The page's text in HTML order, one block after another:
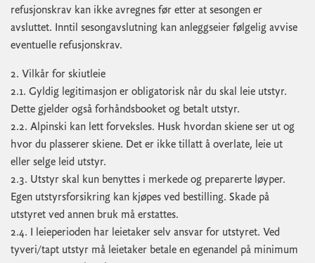
refusjonskrav kan ikke avregnes før etter at sesongen er
avsluttet. Inntil sesongavslutning kan anleggseier følgelig avvise
eventuelle refusjonskrav.
2. Vilkår for skiutleie
2.1. Gyldig legitimasjon er obligatorisk når du skal leie utstyr.
Dette gjelder også forhåndsbooket og betalt utstyr.
2.2. Alpinski kan lett forveksles. Husk hvordan skiene ser ut og
hvor du plasserer skiene. Det er ikke tillatt å overlate, leie ut
eller selge leid utstyr.
2.3. Utstyr skal kun benyttes i merkede og preparerte løyper.
Egen utstyrsforsikring kan kjøpes ved bestilling. Skade på
utstyret ved annen bruk må erstattes.
2.4. I leieperioden har leietaker selv ansvar for utstyret. Ved
tyveri/tapt utstyr må leietaker betale en egenandel på minimum